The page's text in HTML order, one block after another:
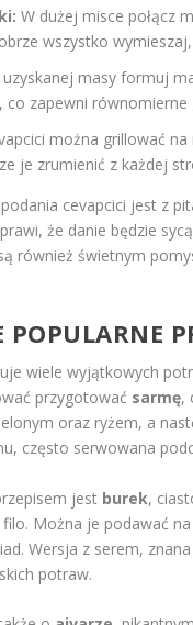
W dużej misce połącz
wszystko wymieszaj,
uzyskanej masy formuj
co zapewni
można grillować
je zrumienić z każdej
cevapcici jest z
że danie będzie
również świetnym
POPULARNE
wiele wyjątkowych
przygotować sarmę,
oraz ryżem, a
często serwowana
jest burek,
Można je podawać
Wersja z serem,
potraw.